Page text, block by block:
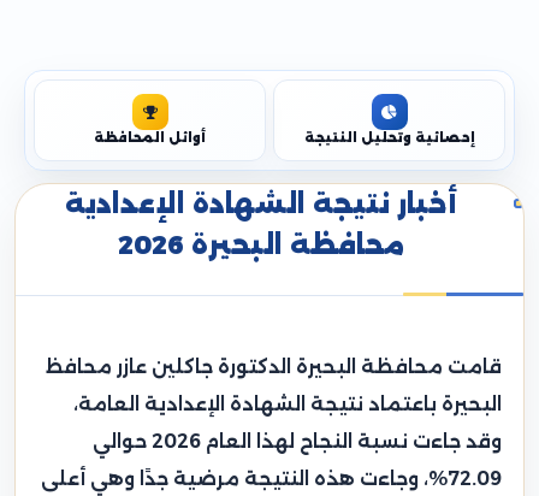
إحصائية وتحليل النتيجة أوائل المحافظة
أخبار نتيجة الشهادة الإعدادية
محافظة البحيرة 2026
قامت محافظة البحيرة الدكتورة جاكلين عازر محافظ
البحيرة باعتماد نتيجة الشهادة الإعدادية العامة،
وقد جاءت نسبة النجاح لهذا العام 2026 حوالي
72.09%، وجاءت هذه النتيجة مرضية جدًا وهي أعلى